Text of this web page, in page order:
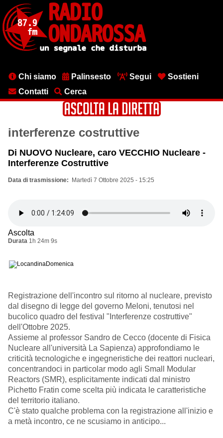
contenuto
principale
MenuChi siamo Palinsesto Segui
Sostieni
Contatti
Cerca
interferenze costruttive
Di NUOVO Nucleare, caro VECCHIO Nucleare -
Interferenze Costruttive
Data di trasmissione Martedì 7 Ottobre 2025 - 15:25
Ascolta
Durata 1h 24m 9s
Registrazione dell'incontro sul ritorno al nucleare, previsto
dal disegno di legge del governo Meloni, tenutosi nel
bucolico quadro del festival "Interferenze costruttive"
dell'Ottobre 2025.
Assieme al professor Sandro de Cecco (docente di Fisica
Nucleare all'università La Sapienza) approfondiamo le
criticità tecnologiche e ingegneristiche dei reattori nucleari,
concentrandoci in particolar modo agli Small Modular
Reactors (SMR), esplicitamente indicati dal ministro
Pichetto Fratin come scelta più indicata le caratteristiche
del territorio italiano.
C'è stato qualche problema con la registrazione all'inizio e
a metà incontro, ce ne scusiamo in anticipo...